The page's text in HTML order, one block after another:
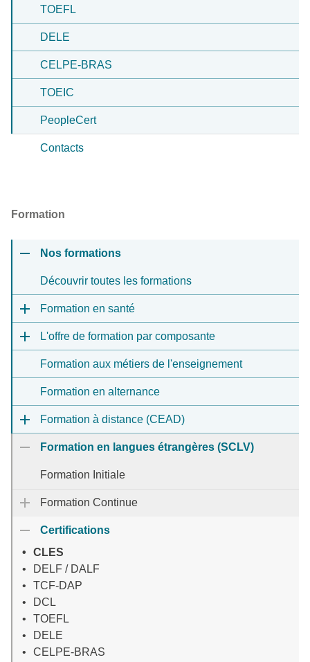
TOEFL
DELE
CELPE-BRAS
TOEIC
PeopleCert
Contacts
Formation
Nos formations
Découvrir toutes les formations
Formation en santé
L'offre de formation par composante
Formation aux métiers de l'enseignement
Formation en alternance
Formation à distance (CEAD)
Formation en langues étrangères (SCLV)
Formation Initiale
Formation Continue
Certifications
CLES
DELF / DALF
TCF-DAP
DCL
TOEFL
DELE
CELPE-BRAS